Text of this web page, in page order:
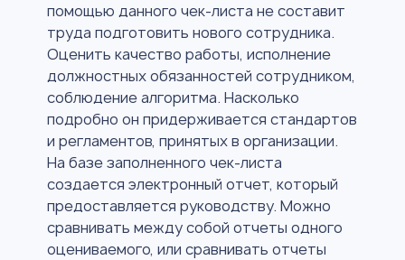
помощью данного чек-листа не составит
труда подготовить нового сотрудника.
Оценить качество работы, исполнение
должностных обязанностей сотрудником,
соблюдение алгоритма. Насколько
подробно он придерживается стандартов
и регламентов, принятых в организации.
На базе заполненного чек-листа
создается электронный отчет, который
предоставляется руководству. Можно
сравнивать между собой отчеты одного
оцениваемого, или сравнивать отчеты